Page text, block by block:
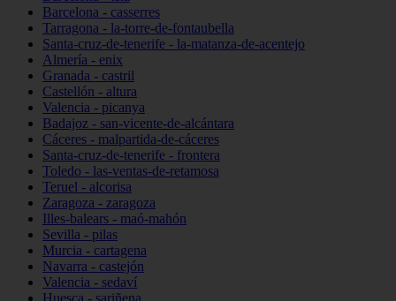
Barcelona - casserres
Tarragona - la-torre-de-fontaubella
Santa-cruz-de-tenerife - la-matanza-de-acentejo
Almería - enix
Granada - castril
Castellón - altura
Valencia - picanya
Badajoz - san-vicente-de-alcántara
Cáceres - malpartida-de-cáceres
Santa-cruz-de-tenerife - frontera
Toledo - las-ventas-de-retamosa
Teruel - alcorisa
Zaragoza - zaragoza
Illes-balears - maó-mahón
Sevilla - pilas
Murcia - cartagena
Navarra - castejón
Valencia - sedaví
Huesca - sariñena